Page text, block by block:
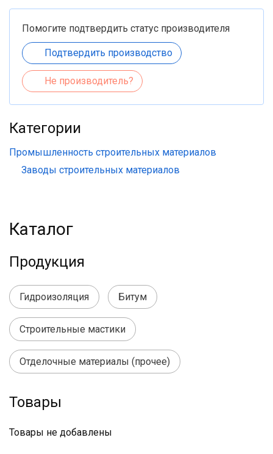
Помогите подтвердить статус производителя
Подтвердить производство
Не производитель?
Категории
Промышленность строительных материалов
Заводы строительных материалов
Каталог
Продукция
Гидроизоляция Битум
Строительные мастики
Отделочные материалы (прочее)
Товары
Товары не добавлены